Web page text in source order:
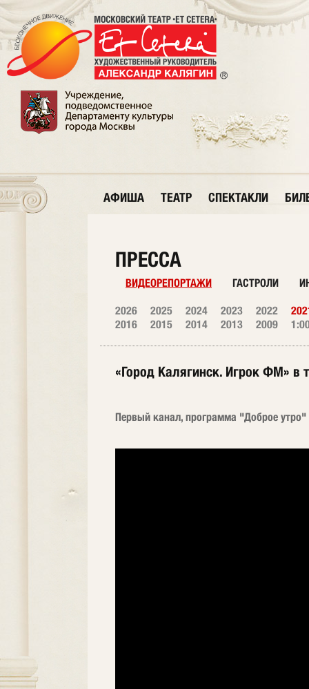
АФИША ТЕАТР СПЕКТАКЛИ
ПРЕССА
ВИДЕОРЕПОРТАЖИ ГАСТРОЛИ
2026 2025 2024 2023 2022
2016
2015 2014 2013 2009
«Город Калягинск. Игрок ФМ» в
Первый канал, программа "Доброе утро"